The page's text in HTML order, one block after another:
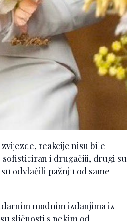
reakcije nisu bile
sofisticiran i drugačiji, drugi su
odvlačili pažnju od same
modnim izdanjima iz
sličnosti s nekim od